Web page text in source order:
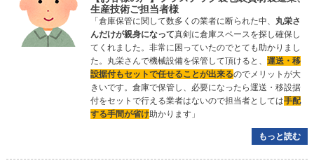
生産技術ご担当者様
「倉庫保管に関して数多くの業者に断られた中、 丸栄さ
んだけが親身になって真剣に倉庫スペースを探し確保し
てくれました。非常に困っていたのでとても助かりまし
た。丸栄さんで機械設備を保管して頂けると、 運送・移
設据付もセットで任せることが出来るのでメリットが大
きいです。倉庫で保管し、必要になったら運送・移設据
付をセットで行える業者はないので担当者としては手配
する手間が省け助かります」
もっと読む